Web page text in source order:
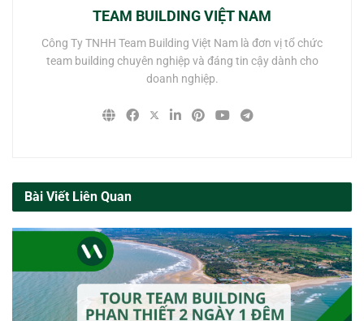
TEAM BUILDING VIỆT NAM
Công Ty TNHH Team Building Việt Nam là đơn vị tổ chức
team building chuyên nghiệp và đáng tin cậy dành cho
doanh nghiệp.
Bài Viết Liên Quan